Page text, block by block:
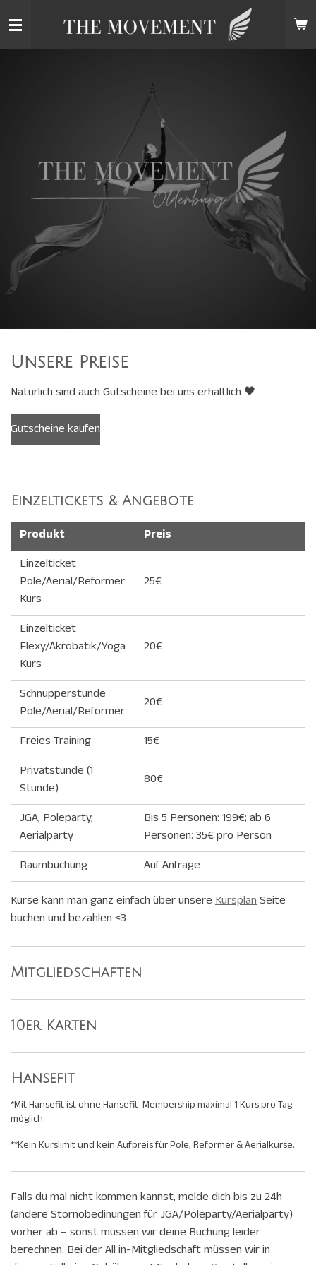
Hauptinhalt
springen
Unsere Preise
Natürlich sind auch Gutscheine bei uns erhältlich 🖤
Gutscheine kaufen
Einzeltickets & Angebote
Produkt
Preis
Einzelticket
Pole/Aerial/Reformer
Kurs
25€
Einzelticket
Flexy/Akrobatik/Yoga
Kurs
20€
Schnupperstunde
Pole/Aerial/Reformer
20€
Freies Training
15€
Privatstunde (1
Stunde)
80€
JGA, Poleparty,
Aerialparty
Bis 5 Personen: 199€; ab 6
Personen: 35€ pro Person
Raumbuchung
Auf Anfrage
Kurse kann man ganz einfach über unsereKursplanSeite
buchen und bezahlen <3
Mitgliedschaften
10er Karten
Hansefit
*Mit Hansefit ist ohne Hansefit-Membership maximal 1 Kurs pro Tag
möglich.
**Kein Kurslimit und kein Aufpreis für Pole, Reformer & Aerialkurse.
Falls du mal nicht kommen kannst, melde dich bis zu 24h
(andere Stornobedinungen für JGA/Poleparty/Aerialparty)
vorher ab – sonst müssen wir deine Buchung leider
berechnen. Bei der All in-Mitgliedschaft müssen wir in